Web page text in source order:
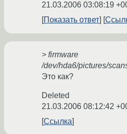
21.03.2006 03:08:19
Показать ответ
> firmware
/dev/hda6/pictures/
Это как?
Deleted
21.03.2006 08:12:42
Ссылка